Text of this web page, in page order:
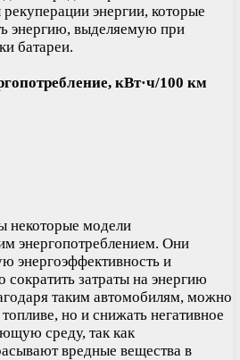
энергии, которые
энергию, выделяемую при
батареи.
кВт·ч/100 км
некоторые модели
энергопотреблением. Они
энергоэффективность и
затраты на энергию
таким автомобилям, можно
но и снижать негативное
среду, так как
вредные вещества в